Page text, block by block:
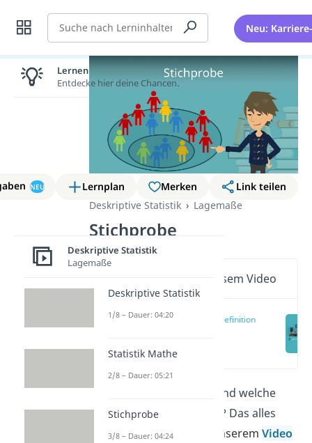
Suche Neu:
NEU Lernplan Merken
Link teilen
Deskriptive Statistik
Lagemaße
Stichprobe
Wichtige Inhalte in diesem Video
Stichprobe Definition
Was ist eine Stichprobe und welche
Stichprobenarten gibt es? Das alles
erfährst du hierund in unserem Video
Lernen lohnt sich!
Entdecke hier deine Chancen.
Deskriptive Statistik
Lagemaße
Deskriptive Statistik
1/8 – Dauer: 04:20
Statistik Mathe
2/8 – Dauer: 05:21
Stichprobe
3/8 – Dauer: 04:24